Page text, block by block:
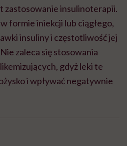
zastosowanie insulinoterapii.
formie iniekcji lub ciągłego,
insuliny i częstotliwość jej
zaleca się stosowania
gdyż leki te
i wpływać negatywnie